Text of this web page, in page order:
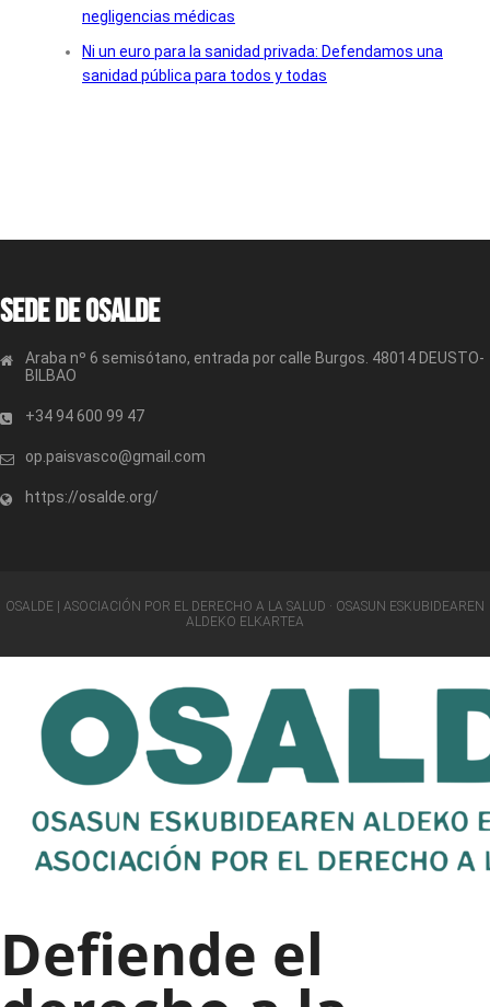
negligencias médicas
Ni un euro para la sanidad privada: Defendamos una
sanidad pública para todos y todas
Sede de OSALDE
Araba nº 6 semisótano, entrada por calle Burgos. 48014 DEUSTO-
BILBAO
+34 94 600 99 47
op.paisvasco@gmail.com
https://osalde.org/
OSALDE | ASOCIACIÓN POR EL DERECHO A LA SALUD · OSASUN ESKUBIDEAREN
ALDEKO ELKARTEA
Defiende el